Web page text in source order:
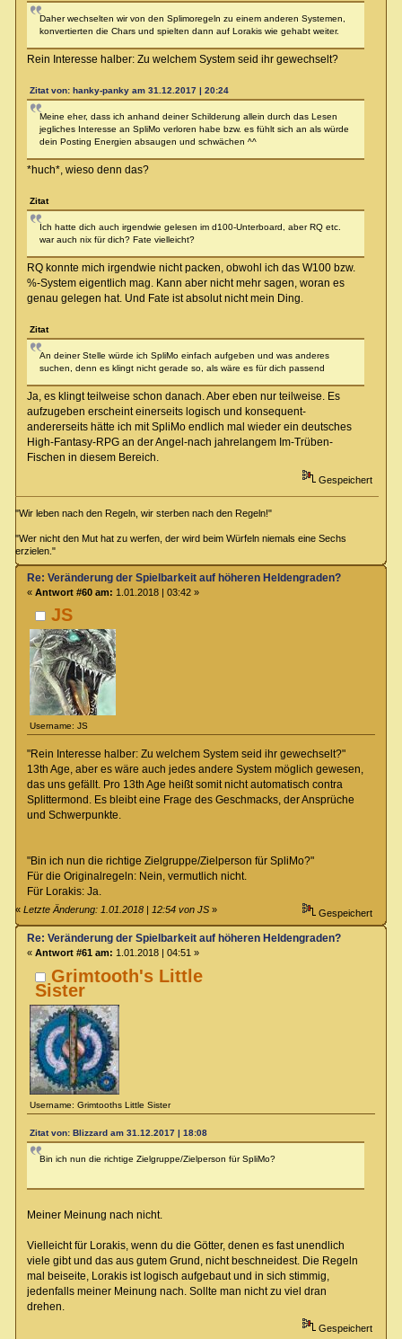
Daher wechselten wir von den Splimoregeln zu einem anderen Systemen,
konvertierten die Chars und spielten dann auf Lorakis wie gehabt weiter.
Rein Interesse halber: Zu welchem System seid ihr gewechselt?
Zitat von: hanky-panky am 31.12.2017 | 20:24
Meine eher, dass ich anhand deiner Schilderung allein durch das Lesen
jegliches Interesse an SpliMo verloren habe bzw. es fühlt sich an als würde
dein Posting Energien absaugen und schwächen ^^
*huch*, wieso denn das?
Zitat
Ich hatte dich auch irgendwie gelesen im d100-Unterboard, aber RQ etc.
war auch nix für dich? Fate vielleicht?
RQ konnte mich irgendwie nicht packen, obwohl ich das W100 bzw.
%-System eigentlich mag. Kann aber nicht mehr sagen, woran es
genau gelegen hat. Und Fate ist absolut nicht mein Ding.
Zitat
An deiner Stelle würde ich SpliMo einfach aufgeben und was anderes
suchen, denn es klingt nicht gerade so, als wäre es für dich passend
Ja, es klingt teilweise schon danach. Aber eben nur teilweise. Es
aufzugeben erscheint einerseits logisch und konsequent-
andererseits hätte ich mit SpliMo endlich mal wieder ein deutsches
High-Fantasy-RPG an der Angel-nach jahrelangem Im-Trüben-
Fischen in diesem Bereich.
Gespeichert
"Wir leben nach den Regeln, wir sterben nach den Regeln!"
"Wer nicht den Mut hat zu werfen, der wird beim Würfeln niemals eine Sechs
erzielen."
JS
Username: JS
Re: Veränderung der Spielbarkeit auf höheren Heldengraden?
« Antwort #60 am: 1.01.2018 | 03:42 »
"Rein Interesse halber: Zu welchem System seid ihr gewechselt?"
13th Age, aber es wäre auch jedes andere System möglich gewesen,
das uns gefällt. Pro 13th Age heißt somit nicht automatisch contra
Splittermond. Es bleibt eine Frage des Geschmacks, der Ansprüche
und Schwerpunkte.
"Bin ich nun die richtige Zielgruppe/Zielperson für SpliMo?"
Für die Originalregeln: Nein, vermutlich nicht.
Für Lorakis: Ja.
«Letzte Änderung: 1.01.2018 | 12:54 von JS » Gespeichert
Grimtooth's Little
Sister
Username: Grimtooths Little Sister
Re: Veränderung der Spielbarkeit auf höheren Heldengraden?
« Antwort #61 am: 1.01.2018 | 04:51 »
Zitat von: Blizzard am 31.12.2017 | 18:08
Bin ich nun die richtige Zielgruppe/Zielperson für SpliMo?
Meiner Meinung nach nicht.
Vielleicht für Lorakis, wenn du die Götter, denen es fast unendlich
viele gibt und das aus gutem Grund, nicht beschneidest. Die Regeln
mal beiseite, Lorakis ist logisch aufgebaut und in sich stimmig,
jedenfalls meiner Meinung nach. Sollte man nicht zu viel dran
drehen.
Gespeichert